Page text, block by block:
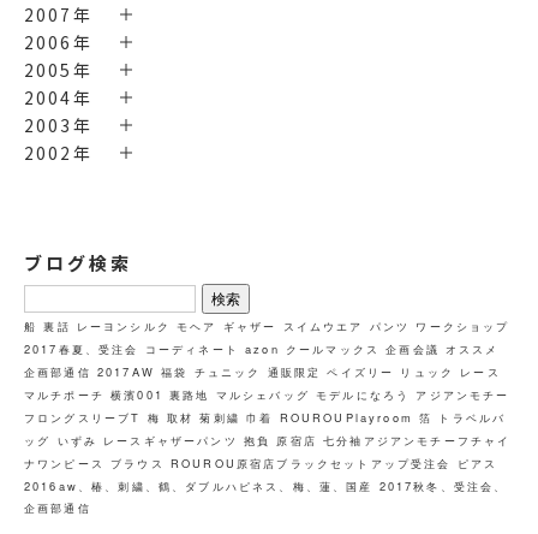
2007年
2006年
2005年
2004年
2003年
2002年
ブログ検索
検
索:
船 裏話 レーヨンシルク モヘア ギャザー スイムウエア パンツ
ワークショップ
2017春夏、受注会
コーディネート azon クールマックス 企画会議 オススメ
企画部通信 2017AW 福袋 チュニック 通販限定 ペイズリー リュック
レース
マルチポーチ 横濱001 裏路地 マルシェバッグ モデルになろう
アジアンモチー
フロングスリーブT 梅 取材 菊刺繍 巾着 ROUROUPlayroom 箔
トラベルバ
ッグ いずみ レースギャザーパンツ 抱負 原宿店 七分袖アジアンモチーフチャイ
ナワンピース
ブラウス ROUROU原宿店ブラックセットアップ受注会
ピアス
2016aw、椿、刺繍、鶴、ダブルハピネス、梅、蓮、国産 2017秋冬、受注会、
企画部通信